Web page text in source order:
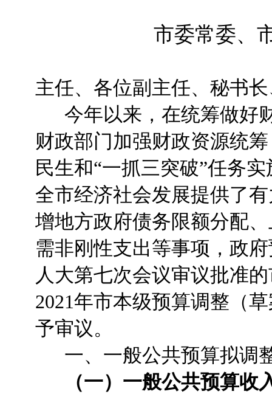
市委常委、
主任、各位副主任、秘书
今年以来，在统筹做好
财政部门加强财政资源统
民生和“一抓三突破”任务
全市经济社会发展提供了
增地方政府债务限额分配
需非刚性支出等事项，政
人大第七次会议审议批准
2021年市本级预算调整（
予审议。
一、一般公共预算拟调
（一）一般公共预算收